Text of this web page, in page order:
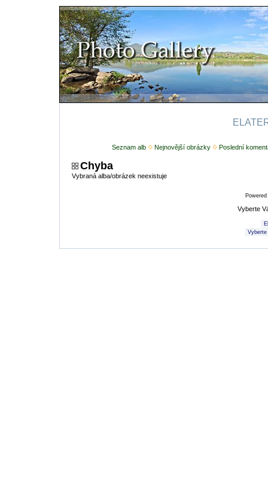
Seznam alb Nejnovější obrázky Poslední
Chyba
Vybraná alba/obrázek neexistuje
Vyberte